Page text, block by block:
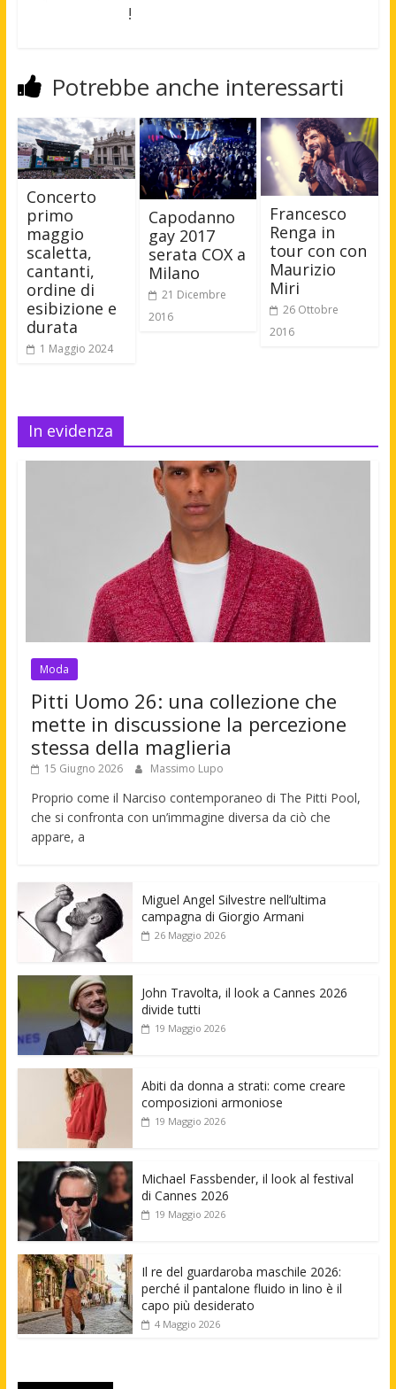
!
Potrebbe anche interessarti
Concerto
primo
maggio
scaletta,
cantanti,
ordine di
esibizione e
durata
1 Maggio 2024
Capodanno
gay 2017
serata COX a
Milano
21 Dicembre
2016
Francesco
Renga in
tour con con
Maurizio
Miri
26 Ottobre
2016
In evidenza
Moda
Pitti Uomo 26: una collezione che
mette in discussione la percezione
stessa della maglieria
15 Giugno 2026 Massimo Lupo
Proprio come il Narciso contemporaneo di The Pitti Pool,
che si confronta con un’immagine diversa da ciò che
appare, a
Miguel Angel Silvestre nell’ultima
campagna di Giorgio Armani
26 Maggio 2026
John Travolta, il look a Cannes 2026
divide tutti
19 Maggio 2026
Abiti da donna a strati: come creare
composizioni armoniose
19 Maggio 2026
Michael Fassbender, il look al festival
di Cannes 2026
19 Maggio 2026
Il re del guardaroba maschile 2026:
perché il pantalone fluido in lino è il
capo più desiderato
4 Maggio 2026